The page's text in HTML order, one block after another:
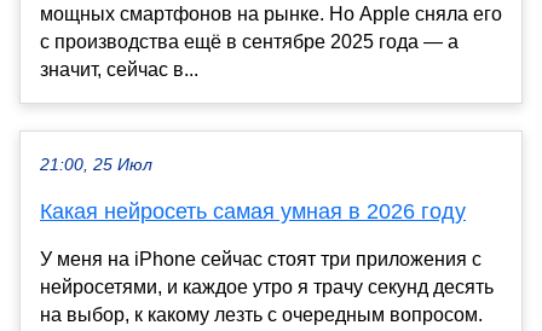
мощных смартфонов на рынке. Но Apple сняла его
с производства ещё в сентябре 2025 года — а
значит, сейчас в...
21:00, 25 Июл
Какая нейросеть самая умная в 2026 году
У меня на iPhone сейчас стоят три приложения с
нейросетями, и каждое утро я трачу секунд десять
на выбор, к какому лезть с очередным вопросом.